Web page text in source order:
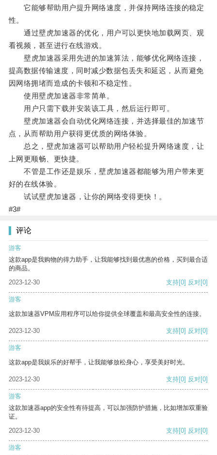
它能够帮助用户提升网络速度，并保持网络连接的稳定
性。
通过壁虎加速器的优化，用户可以更快地加载网页、观
看视频，甚至进行在线游戏。
壁虎加速器采用先进的加速算法，能够优化网络连接，
提高数据传输速度，同时减少数据包丢失和延迟，从而避免
因网络拥堵而造成的卡顿和不稳定性。
使用壁虎加速器非常简单。
用户只需下载并安装该工具，然后运行即可。
壁虎加速器会自动优化网络连接，并选择最佳的加速节
点，从而帮助用户获得更优质的网络体验。
总之，壁虎加速器可以帮助用户轻松提升网络速度，让
上网更顺畅、更快捷。
不管是工作还是娱乐，壁虎加速器都能够为用户带来更
好的在线体验。
试试壁虎加速器，让你的网络变得更快！。
#3#
评论
游客
这款app是我购物的得力助手，让我能够找到最优惠的价格，买到最合适
的商品。
2023-12-30
支持[0] 反对[0]
游客
这款加速器VPM应用程序可以给你提供全球覆盖和最高安全性的连接。
2023-12-30 支持[0] 反对[0]
游客
这款app是我娱乐的好帮手，让我能够放松身心，享受美好时光。
2023-12-30 支持[0] 反对[0]
游客
这款加速器app的安全性有待提高，可以加强防护措施，比如增加双重验
证。
2023-12-30
支持[0] 反对[0]
游客